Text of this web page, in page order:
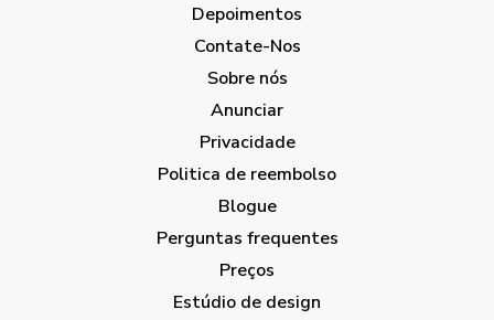
Depoimentos
Contate-Nos
Sobre nós
Anunciar
Privacidade
Politica de reembolso
Blogue
Perguntas frequentes
Preços
Estúdio de design